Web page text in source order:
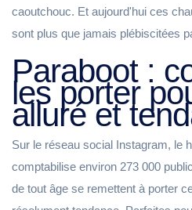
caoutchouc. Et aujourd'hui ces
sont plus que jamais plébiscitées
Paraboot :
les porter
alluré et
Sur le réseau social Instagram, le
comptabilise environ 273 000
de tout âge se remettent à porter